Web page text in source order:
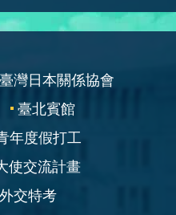
臺灣日本關係協會
臺北賓館
年度假打工
使交流計畫
外交特考